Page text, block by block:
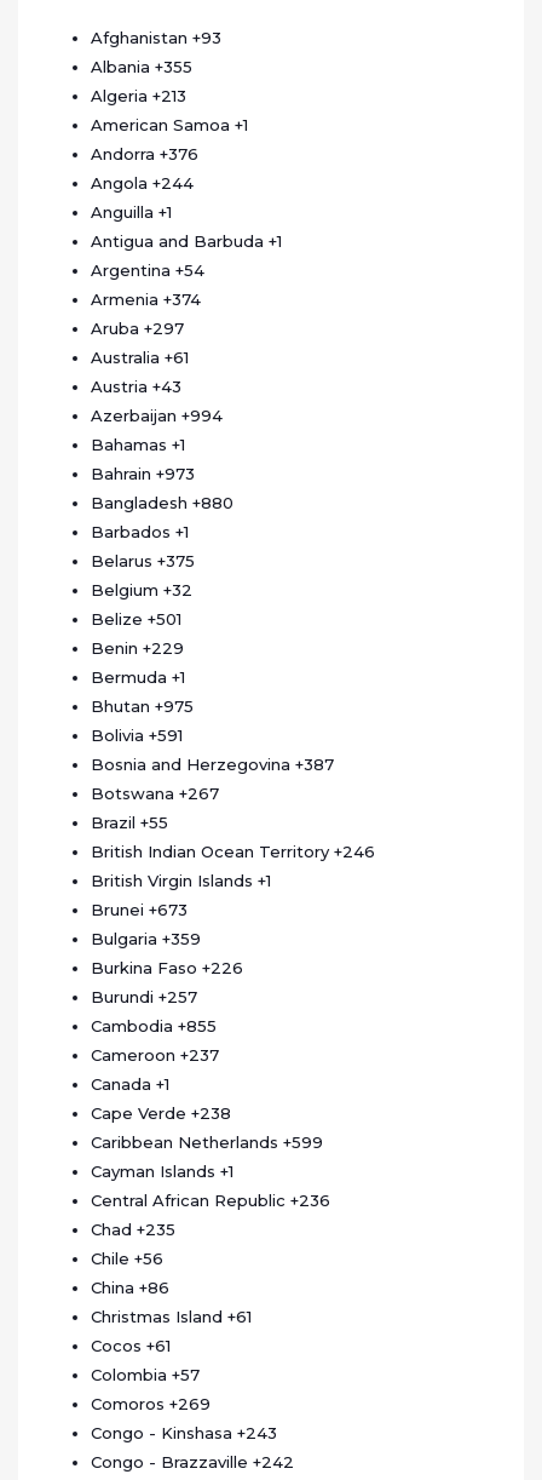
Afghanistan +93
Albania +355
Algeria +213
American Samoa +1
Andorra +376
Angola +244
Anguilla +1
Antigua and Barbuda +1
Argentina +54
Armenia +374
Aruba +297
Australia +61
Austria +43
Azerbaijan +994
Bahamas +1
Bahrain +973
Bangladesh +880
Barbados +1
Belarus +375
Belgium +32
Belize +501
Benin +229
Bermuda +1
Bhutan +975
Bolivia +591
Bosnia and Herzegovina +387
Botswana +267
Brazil +55
British Indian Ocean Territory +246
British Virgin Islands +1
Brunei +673
Bulgaria +359
Burkina Faso +226
Burundi +257
Cambodia +855
Cameroon +237
Canada +1
Cape Verde +238
Caribbean Netherlands +599
Cayman Islands +1
Central African Republic +236
Chad +235
Chile +56
China +86
Christmas Island +61
Cocos +61
Colombia +57
Comoros +269
Congo - Kinshasa +243
Congo - Brazzaville +242